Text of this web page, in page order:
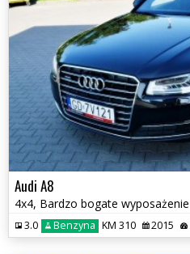
Audi A8
4x4, Bardzo bogate wyposażenie
3.0 Benzyna KM 310 2015